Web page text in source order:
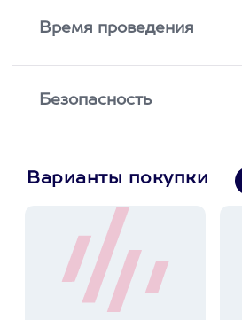
Время проведения
Безопасность
Варианты покупки